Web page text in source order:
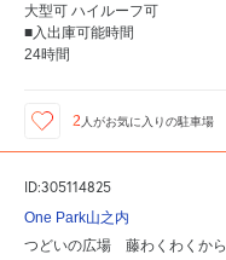
大型可 ハイルーフ可
■入出庫可能時間
24時間
2 人がお気に入りの駐車場
ID:305114825
One Park山之内
つどいの広場 藤わくわくから